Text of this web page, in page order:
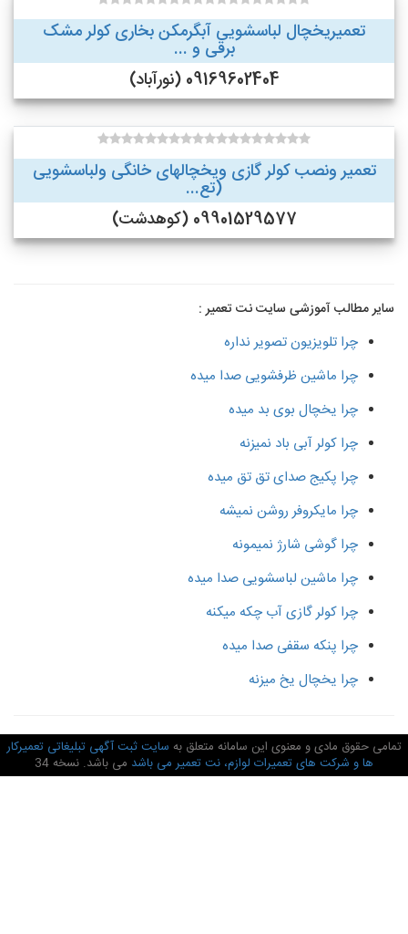
تعمیریخچال لباسشویی آبگرمکن بخاری کولر مشک
برقی و ...
09169602404 (نورآباد)
تعمیر ونصب کولر گازی ویخچالهای خانگی ولباسشویی
(تع...
09901529577 (کوهدشت)
سایر مطالب آموزشی سایت نت تعمیر :
چرا تلویزیون تصویر نداره
چرا ماشین ظرفشویی صدا میده
چرا یخچال بوی بد میده
چرا کولر آبی باد نمیزنه
چرا پکیج صدای تق تق میده
چرا مایکروفر روشن نمیشه
چرا گوشی شارژ نمیمونه
چرا ماشین لباسشویی صدا میده
چرا کولر گازی آب چکه میکنه
چرا پنکه سقفی صدا میده
چرا یخچال یخ میزنه
حقوق مادی و معنوی این سامانه متعلق به سایت ثبت آگهی تبلیغاتی تعمیرکار
ها و شرکت های تعمیرات لوازم، نت تعمیر می باشدمی باشد. نسخه 34